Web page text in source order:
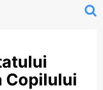
Copilului